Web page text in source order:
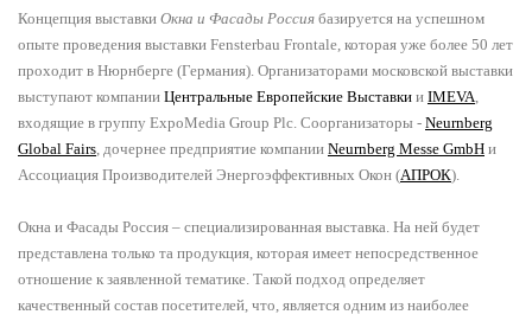
Концепция выставки Окна и Фасады Россия базируется на успешном
опыте проведения выставки Fensterbau Frontale, которая уже более 50 лет
проходит в Нюрнберге (Германия). Организаторами московской выставки
выступают компании Центральные Европейские Выставки и IMEVA,
входящие в группу ExpoMedia Group Plc. Соорганизаторы - Neurnberg
Global Fairs, дочернее предприятие компании Neurnberg Messe GmbH и
Ассоциация Производителей Энергоэффективных Окон (АПРОК).
Окна и Фасады Россия – специализированная выставка. На ней будет
представлена только та продукция, которая имеет непосредственное
отношение к заявленной тематике. Такой подход определяет
качественный состав посетителей, что, является одним из наиболее